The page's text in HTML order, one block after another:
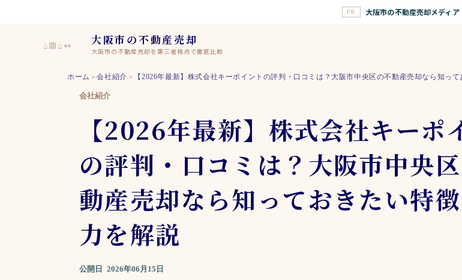
PR 大阪市の不動産売却メディア
⌂▦⌂↔ 大阪市の不動産売却
大阪市の不動産売却を第三者視点で徹底比較
ホーム ＞会社紹介 ＞ 【2026年最新】株式会社キーポイントの評判・口コミは？大阪市中央区の不動産売却なら知っ
会社紹介
【2026年最新】株式会社キーポ
の評判・口コミは？大阪市中央
動産売却なら知っておきたい特
力を解説
公開日 2026年06月15日